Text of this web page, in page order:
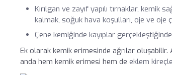
Kırılgan ve zayıf yapılı tırnaklar, kemik
kalmak, soğuk hava koşulları, oje ve oje
Çene kemiğinde kayıplar
Ek olarak kemik erimesinde ağrılar
anda hem kemik erimesi hem de eklem